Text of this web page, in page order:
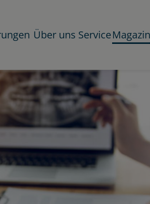
Über uns ServiceMagazin